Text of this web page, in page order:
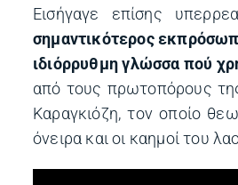
Εισήγαγε επίσης
σημαντικότερος
ιδιόρρυθμη γλώσσα πού
από τους πρωτοπόρους της
Καραγκιόζη, τον οποίο
όνειρα και οι καημοί του